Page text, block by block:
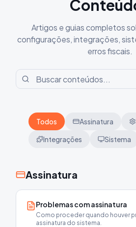
Artigos e guias completos
configurações, integrações,
erros fiscais.
Todos Assinatura
Integrações
Sistema
Assinatura
Problemas com assinatura
Como proceder quando houver
assinatura do sistema.